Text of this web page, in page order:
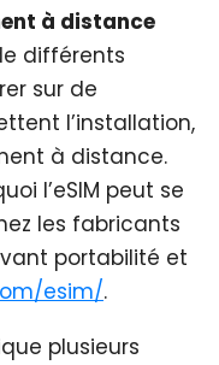
à distance
différents
sur de
l’installation,
à distance.
l’eSIM peut se
les fabricants
portabilité et
esim/.
plusieurs